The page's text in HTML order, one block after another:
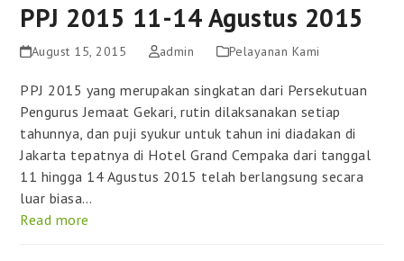
PPJ 2015 11-14 Agustus 2015
August 15, 2015 admin Pelayanan Kami
PPJ 2015 yang merupakan singkatan dari Persekutuan
Pengurus Jemaat Gekari, rutin dilaksanakan setiap
tahunnya, dan puji syukur untuk tahun ini diadakan di
Jakarta tepatnya di Hotel Grand Cempaka dari tanggal
11 hingga 14 Agustus 2015 telah berlangsung secara
luar biasa…
Read more